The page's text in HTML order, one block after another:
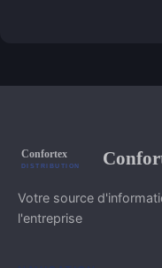
Votre source
l'entreprise